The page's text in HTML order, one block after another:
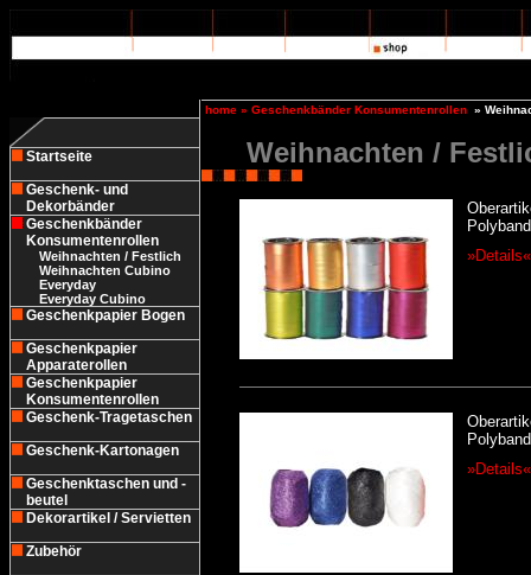
Startseite
Geschenk- und
Dekorbänder
Geschenkbänder
Konsumentenrollen
Weihnachten / Festlich
Weihnachten Cubino
Everyday
Everyday Cubino
Geschenkpapier Bogen
Geschenkpapier
Apparaterollen
Geschenkpapier
Konsumentenrollen
Geschenk-Tragetaschen
Geschenk-Kartonagen
Geschenktaschen und -
beutel
Dekorartikel / Servietten
Zubehör
home » Geschenkbänder Konsumentenrollen »
Weihnachten /
»Details«
»Details«